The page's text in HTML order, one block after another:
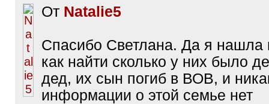
От Natalie5
Спасибо Светлана. Да я нашла
как найти сколько у них было
дед, их сын погиб в ВОВ, и
информации о этой семье нет